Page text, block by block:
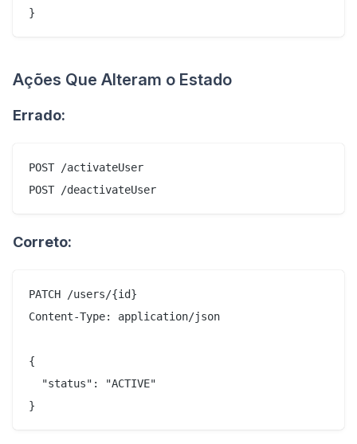
Ações Que Alteram o Estado
Errado:
POST /activateUser
Correto:
PATCH /users/{id}
Content-Type: application/json
{
  "status": "ACTIVE"